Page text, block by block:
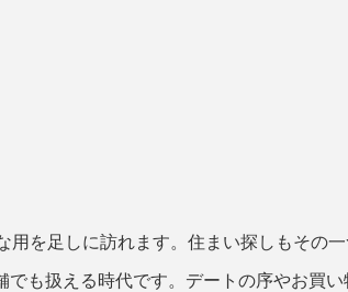
を足しに訪れます。住まい探しもその
も扱える時代です。デートの序やお買